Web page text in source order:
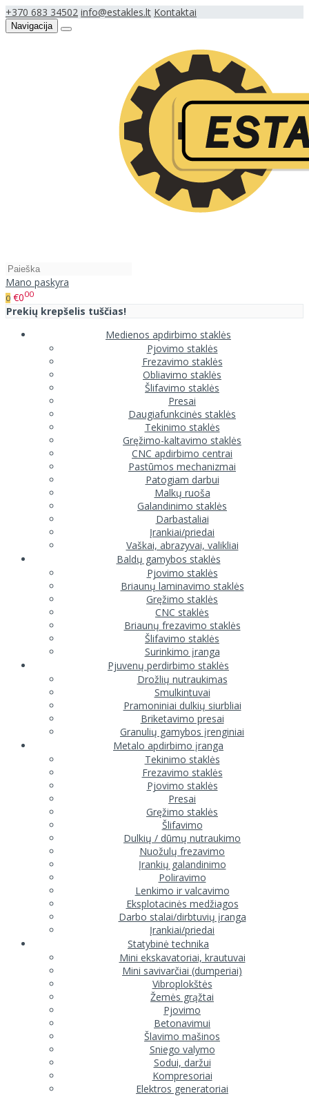
+370 683 34502 info@estakles.lt Kontaktai
Navigacija
Mano paskyra
0 €000
Prekių krepšelis tuščias!
Medienos apdirbimo staklės
Pjovimo staklės
Frezavimo staklės
Obliavimo staklės
Šlifavimo staklės
Presai
Daugiafunkcinės staklės
Tekinimo staklės
Gręžimo-kaltavimo staklės
CNC apdirbimo centrai
Pastūmos mechanizmai
Patogiam darbui
Malkų ruoša
Galandinimo staklės
Darbastaliai
Įrankiai/priedai
Vaškai, abrazyvai, valikliai
Baldų gamybos staklės
Pjovimo staklės
Briaunų laminavimo staklės
Gręžimo staklės
CNC staklės
Briaunų frezavimo staklės
Šlifavimo staklės
Surinkimo įranga
Pjuvenų perdirbimo staklės
Drožlių nutraukimas
Smulkintuvai
Pramoniniai dulkių siurbliai
Briketavimo presai
Granulių gamybos įrenginiai
Metalo apdirbimo įranga
Tekinimo staklės
Frezavimo staklės
Pjovimo staklės
Presai
Gręžimo staklės
Šlifavimo
Dulkių / dūmų nutraukimo
Nuožulų frezavimo
Įrankių galandinimo
Poliravimo
Lenkimo ir valcavimo
Eksplotacinės medžiagos
Darbo stalai/dirbtuvių įranga
Įrankiai/priedai
Statybinė technika
Mini ekskavatoriai, krautuvai
Mini savivarčiai (dumperiai)
Vibroplokštės
Žemės grąžtai
Pjovimo
Betonavimui
Šlavimo mašinos
Sniego valymo
Sodui, daržui
Kompresoriai
Elektros generatoriai